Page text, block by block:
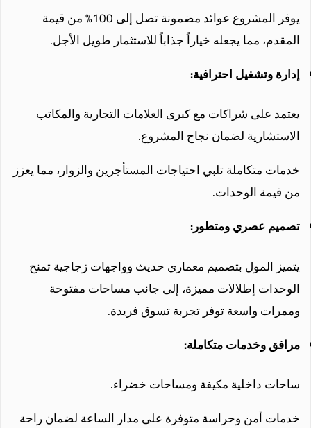
يوفر المشروع عوائد مضمونة تصل إلى 100% من قيمة
المقدم، مما يجعله خياراً جذاباً للاستثمار طويل الأجل.
إدارة وتشغيل احترافية:
يعتمد على شراكات مع كبرى العلامات التجارية والمكاتب
الاستشارية لضمان نجاح المشروع.
خدمات متكاملة تلبي احتياجات المستأجرين والزوار، مما يعزز
من قيمة الوحدات.
تصميم عصري ومتطور:
يتميز المول بتصميم معماري حديث وواجهات زجاجية تمنح
الوحدات إطلالات مميزة، إلى جانب مساحات مفتوحة
وممرات واسعة توفر تجربة تسوق فريدة.
مرافق وخدمات متكاملة:
ساحات داخلية مكيفة ومساحات خضراء.
خدمات أمن وحراسة متوفرة على مدار الساعة لضمان راحة